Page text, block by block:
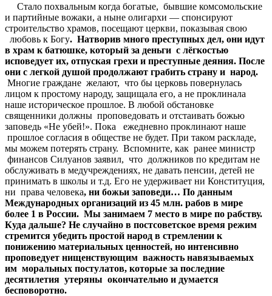
Стало похвальным когда богатые, бывшие комсомольские
и партийные вожаки, а ныне олигархи — спонсируют
строительство храмов, посещают церкви, показывая свою
любовь к Богу. Натворив много преступных дел, они идут
в храм к батюшке, который за деньги с лёгкостью
исповедует их, отпуская грехи и преступные деяния. После
они с легкой душой продолжают грабить страну и народ.
Многие граждане желают, что бы церковь повернулась
лицом к простому народу, защищала его, а не проклинала
наше историческое прошлое. В любой обстановке
священники должны проповедовать и отстаивать божью
заповедь «Не убей!». Пока ежедневно проклинают наше
прошлое согласия в обществе не будет. При таком раскладе,
мы можем потерять страну. Вспомните, как ранее министр
финансов Силуанов заявил, что должников по кредитам не
обслуживать в медучреждениях, не давать пенсии, детей не
принимать в школы и т.д. Его не удерживает ни Конституция,
ни права человека, ни божьи заповеди… По данным
Международных организаций из 45 млн. рабов в мире
более 1 в России. Мы занимаем 7 место в мире по рабству.
Куда дальше? Не случайно в постсоветское время режим
стремится убедить простой народ в стремлении к
понижению материальных ценностей, но интенсивно
проповедует нищенствующим важность навязываемых
им моральных постулатов, которые за последние
десятилетия утеряны окончательно и думается
бесповоротно.